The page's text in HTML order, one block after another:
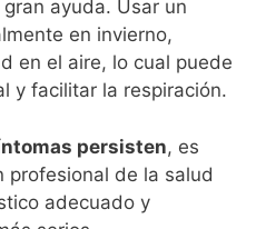
ayuda. Usar un
en invierno,
en el aire, lo cual puede
y facilitar la respiración.
persisten, es
profesional de la salud
adecuado y